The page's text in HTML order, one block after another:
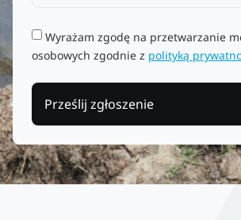
Wyrażam zgodę na przetwarzanie
osobowych zgodnie z polityką
Prześlij zgłoszenie